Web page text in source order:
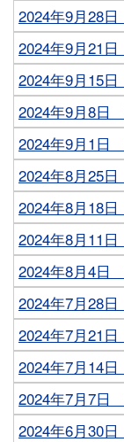
2024年9月28日
2024年9月21日
2024年9月15日
2024年9月8日
2024年9月1日
2024年8月25日
2024年8月18日
2024年8月11日
2024年8月4日
2024年7月28日
2024年7月21日
2024年7月14日
2024年7月7日
2024年6月30日